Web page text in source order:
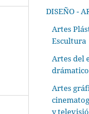
DISEÑO -
Artes
Escultura
Artes del
Artes
y